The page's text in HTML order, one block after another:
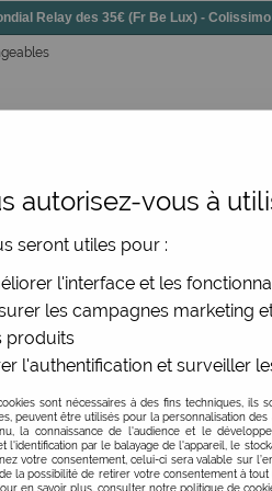
Relay des 35€ (Fr Be Lux) -
Chaussures
Caps graphique grisé YAYA
3,
autorisez-vous à
seront utiles pour :
l'interface et les
les campagnes marketing
produits
l'authentification et surveiller
sont nécessaires à des fins techniques, ils
peuvent être utilisés pour la personnalisation
la connaissance de l'audience et le
l'identification par le balayage de l'appareil, le
votre consentement, celui-ci sera valable sur
la possibilité de retirer votre consentement à
en savoir plus, consulter notre politique de